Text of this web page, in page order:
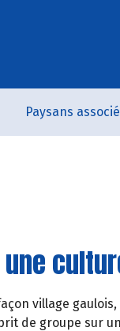
Paysans
village
de groupe sur